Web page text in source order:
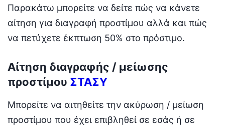
Παρακάτω μπορείτε να δείτε πώς να κάνετε
αίτηση για διαγραφή προστίμου αλλά και πώς
να πετύχετε έκπτωση 50% στο πρόστιμο.
Αίτηση διαγραφής / μείωσης
προστίμου ΣΤΑΣΥ
Μπορείτε να αιτηθείτε την ακύρωση / μείωση
προστίμου που έχει επιβληθεί σε εσάς ή σε